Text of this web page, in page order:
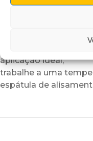
brilhante e
Os visuais são
Podem surgir ligeiras
consoante os lotes e
aplicação ideal,
trabalhe a uma
espátula de